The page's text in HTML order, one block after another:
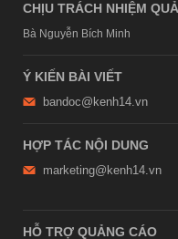
CHỊU TRÁCH NHIỆM
Bà Nguyễn Bích Minh
Ý KIẾN BÀI VIẾT
bandoc@kenh14.vn
HỢP TÁC NỘI DUNG
marketing@kenh14.vn
HỖ TRỢ QUẢNG CÁO